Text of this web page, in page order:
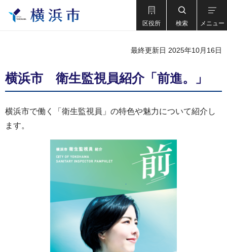
区役所 検索 メニュー
最終更新日 2025年10月16日
横浜市 衛生監視員紹介「前進。」
横浜市で働く「衛生監視員」の特色や魅力について紹介し
ます。